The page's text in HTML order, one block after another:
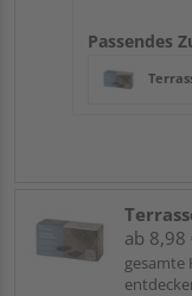
Passendes
ab 8,98
gesamte